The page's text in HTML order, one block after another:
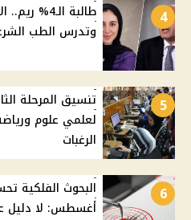
4
طالبة
وتدرس الطب
5
لعلمي علوم
الرغبات
6
أغسطس: لا دليل